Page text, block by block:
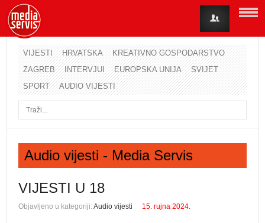
VIJESTI HRVATSKA
KREATIVNO GOSPODARSTVO
ZAGREB
INTERVJUI EUROPSKA UNIJA
SVIJET
SPORT
AUDIO VIJESTI
Audio vijesti - Media Servis
VIJESTI U 18
Objavljeno u kategoriji:Audio vijesti 15. rujna 2024.
Korisničko ime
Lozinka
Zaboravili ste lozinku?